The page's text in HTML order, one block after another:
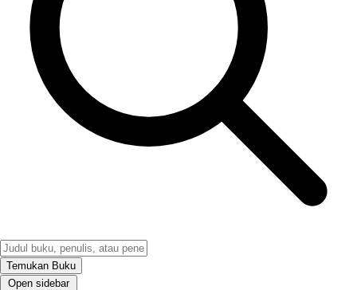
Temukan Buku
Open sidebar